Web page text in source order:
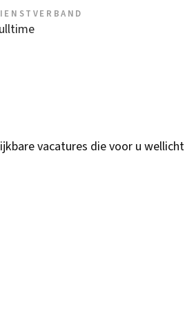
vacatures die voor u wellicht